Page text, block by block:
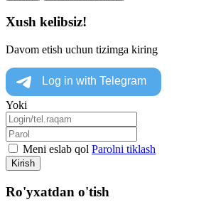
Xush kelibsiz!
Davom etish uchun tizimga kiring
Yoki
Meni eslab qol Parolni tiklash
Kirish
Ro'yxatdan o'tish